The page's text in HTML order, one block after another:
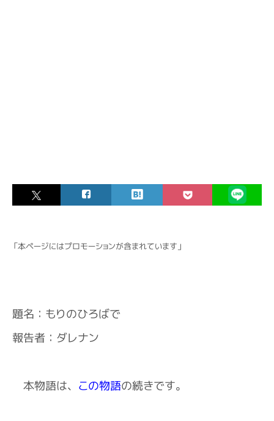
「本ページにはプロモーションが含まれています」
題名：もりのひろばで
報告者：ダレナン
本物語は、 この物語の続きです。